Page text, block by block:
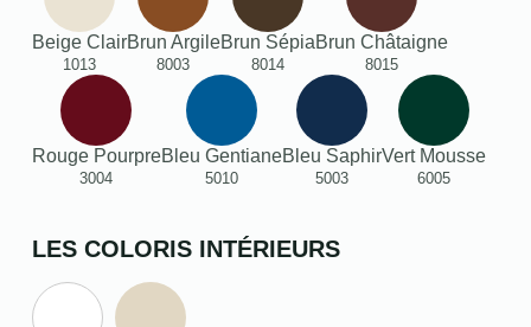
Beige Clair
1013
Brun Argile
8003
Brun Sépia
8014
Brun Châtaigne
8015
Rouge Pourpre
3004
Bleu Gentiane
5010
Bleu Saphir
5003
Vert Mousse
6005
LES COLORIS INTÉRIEURS